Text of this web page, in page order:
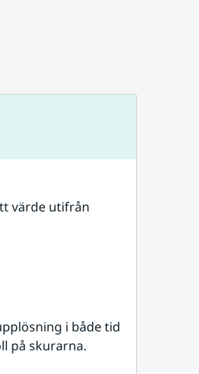
värde utifrån
i både tid
på skurarna.